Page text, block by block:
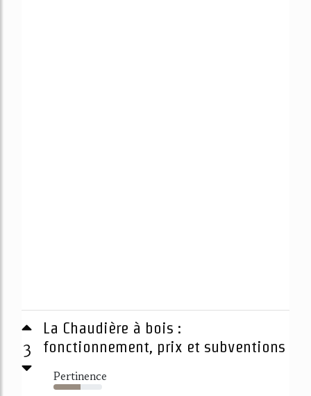
3
La Chaudière à bois :
fonctionnement, prix et subventions
Pertinence
55%